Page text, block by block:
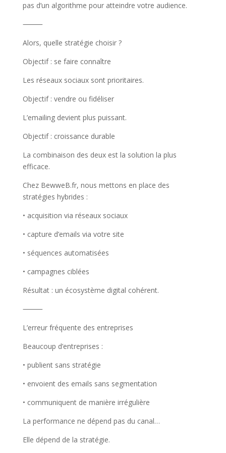
pas d’un algorithme pour atteindre votre audience.
⸻
Alors, quelle stratégie choisir ?
Objectif : se faire connaître
Les réseaux sociaux sont prioritaires.
Objectif : vendre ou fidéliser
L’emailing devient plus puissant.
Objectif : croissance durable
La combinaison des deux est la solution la plus
efficace.
Chez BewweB.fr, nous mettons en place des
stratégies hybrides :
• acquisition via réseaux sociaux
• capture d’emails via votre site
• séquences automatisées
• campagnes ciblées
Résultat : un écosystème digital cohérent.
⸻
L’erreur fréquente des entreprises
Beaucoup d’entreprises :
• publient sans stratégie
• envoient des emails sans segmentation
• communiquent de manière irrégulière
La performance ne dépend pas du canal…
Elle dépend de la stratégie.